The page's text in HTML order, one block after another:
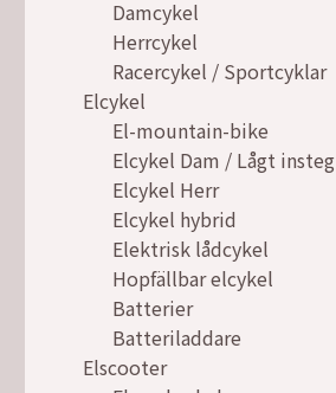
Damcykel
Herrcykel
Racercykel / Sportcyklar
Elcykel
El-mountain-bike
Elcykel Dam / Lågt insteg
Elcykel Herr
Elcykel hybrid
Elektrisk lådcykel
Hopfällbar elcykel
Batterier
Batteriladdare
Elscooter